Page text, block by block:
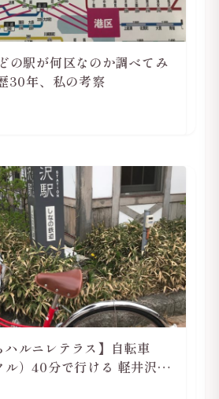
の駅が何区なのか調べてみ
30年、私の考察
ハルニレテラス】自転車
ル）40分で行ける 軽井沢旅
おススメ